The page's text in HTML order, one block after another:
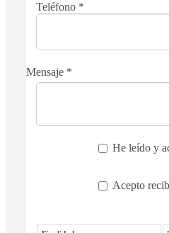
Teléfono *
Mensaje *
He leído y
Acepto